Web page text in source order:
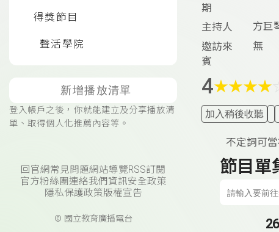
得獎節目
聲活學院
新增播放清單
登入帳戶之後，你就能建立及分享播放清
單、取得個人化推薦內容等。
回官網常見問題網站導覽RSS訂閱
官方粉絲團連絡我們 資訊安全政策
隱私保護政策版權宣告
© 國立教育廣播電台
期
主持人
方巨
邀訪來
賓
無
4★★★★
加入稍後收聽
不定詞可
節目單